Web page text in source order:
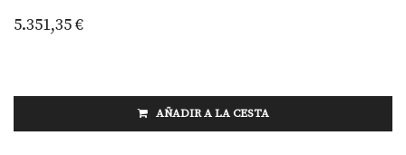
5.351,35€
AÑADIR A LA CESTA